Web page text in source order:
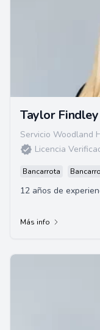
Taylor
Servicio Woodland
Licencia
Bancarrota
12 años de
Más info